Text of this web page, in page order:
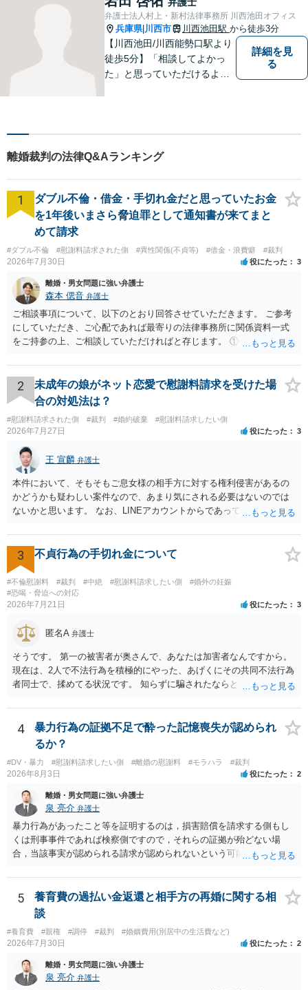
弁護士法人村上・新村法律事務所 川西池田オフィス
兵庫県| 川西市 川西池田駅 から徒歩3分
【川西池田/川西能勢口駅より
徒歩5分】「相談してよかっ
た」と思っていただけるよう
ことなく私にご相談くださ
詳細を見
る
離婚裁判の法律Q&Aランキング
1
ダブル不倫・借金・手切れ金だと思っていたお金
を1年後いまさら脅迫罪として通知書が来てまと
めて請求
#ダブル不倫 #慰謝料請求された側 #異性関係(不貞等) #借金・浪費癖 #裁判
2026年7月30日 役にたった 3
離婚・男女問題に強い弁護士
森本 偲音 弁護士
ご相談事項について、以下のとおり回答させていただきます。 ご参考
にしていただき、ご心配であれば最寄りの法律事務所に関係資料一式
をご持参の上、ご相談していただければと存じます。 ① このLINEの
される可能性はあるのか ⇒LINEを含む１００万円の貸付に至るまでの
やり取り等の経緯、誓約書の内容等を踏まえて、関係を清算するため
の 金銭であったと評価される可能性はあると考えます。 ② 「今後一
切関与しないなら100万円振り込む」というLINEや誓約書は、裁判上
どの程度証拠価値があるのか ⇒前後のやり取りや誓約書の具体的内容
を見ない限り、具体的な判断はできませんが、一定の証拠価値はある
と考えます。 ③ 借用書があっても、後から100万円を貸付扱いに変更
することは認められるのか。 ⇒おそらく１００万円は不当利得（受け
取る正当な権利がないのに利益を取得した）として返還請求されてい
るものかと推察しますので、 貸金返還ではないかと存じます。 ④ 私
は現在、収入も不安定で貯金もなくリボ払い借金が既に約100万あり。
今年に再婚したが主人はお金に厳しい為、一括で220万円を支払う事は
困難 仮に裁判で敗訴した場合でも、分割払いになる可能性はあります
か。 ⇒判決となり敗訴してしまった場合は、強制執行により不動産等
の財産を差し押さえられ、そこから債権回収が図られることになりま
すが、 和解であれば柔軟な解決が可能ですので、その場合は分割払
いにより支払うことも十分可能です。 ⑤ このような事情であれば、私
は120万円のみ和解交渉を続けるべきでしょうか。 ⇒ご相談者様の認
れるため、 120万円のみについて交渉を続けることがベターかと存じ
ます。
2
未成年の娘がネット恋愛で慰謝料請求を受けた場
合の対処法は？
#慰謝料請求された側 #裁判 #婚約破棄 #慰謝料請求したい側
2026年7月27日 役にたった 3
王 宣麟 弁護士
本件において、そもそもご息女様の相手方に対する権利侵害があるの
かどうかも疑わしい案件なので、あまり気にされる必要はないのでは
ないかと思います。 なお、LINEアカウントからであっても、そこに紐
るパターンはありえるものの、本件のような精神的損害が発生したと
明確にいえないような案件において開示がなされる可能性も低いので
はないかと推察します。
3 不貞行為の手切れ金について
#不倫慰謝料 #裁判 #中絶 #慰謝料請求したい側
#婚外の妊娠
#恐喝・脅迫への対応
2026年7月21日 役にたった 3
匿名A 弁護士
そうです。 第一の被害者が奥さんで、あなたは加害者なんですから。
現在は、2人で不法行為を積極的にやった、あげくにその共同不法行為
者同士で、揉めてる状況です。 知らずに騙されたならともか
というだけですから。
4
暴力行為の証拠不足で酔った記憶喪失が認められ
るか？
#DV・暴力 #慰謝料請求したい側 #離婚の慰謝料 #モラハラ #裁判
2026年8月3日 役にたった 2
離婚・男女問題に強い弁護士
泉 亮介 弁護士
暴力行為があったこと等を証明するのは，損害賠償を請求する側もし
くは刑事事件であれば検察側ですので，それらの証拠が殆どない場
合，当該事実が認められる請求が認められないという可能性はあるで
5
養育費の過払い金返還と相手方の再婚に関する相
談
#養育費 #親権 #調停 #裁判 #婚姻費用(別居中の生活費など)
2026年7月30日 役にたった 2
離婚・男女問題に強い弁護士
泉 亮介 弁護士